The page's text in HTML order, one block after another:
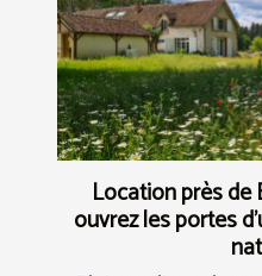
Location près de
ouvrez les portes